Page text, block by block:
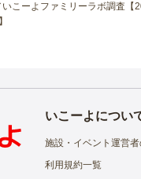
いこーよファミリーラボ調査【
いこーよについ
施設・イベント運営者
利用規約一覧